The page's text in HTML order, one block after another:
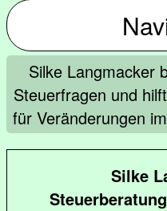
Silke Langmacker
Steuerfragen und
für Veränderungen
Silke